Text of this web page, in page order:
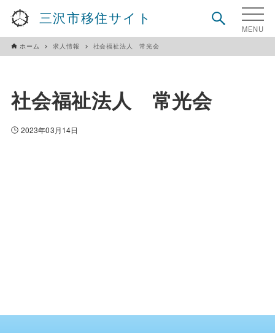
三沢市移住サイト
ホーム 求人情報 社会福祉法人 常光会
社会福祉法人 常光会
2023年03月14日